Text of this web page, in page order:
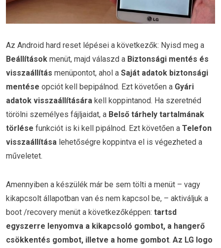
Az Android hard reset lépései a következők: Nyisd meg a
Beállítások menüt, majd válaszd a Biztonsági mentés és
visszaállítás menüpontot, ahol a Saját adatok biztonsági
mentése opciót kell bepipálnod. Ezt követően a Gyári
adatok visszaállítására kell koppintanod. Ha szeretnéd
törölni személyes fájljaidat, a Belső tárhely tartalmának
törlése funkciót is ki kell pipálnod. Ezt követően a Telefon
visszaállítása lehetőségre koppintva el is végezheted a
műveletet.
Amennyiben a készülék már be sem tölti a menüt – vagy
kikapcsolt állapotban van és nem kapcsol be, – aktiváljuk a
boot /recovery menüt a következőképpen: tartsd
egyszerre lenyomva a kikapcsoló gombot, a hangerő
csökkentés gombot, illetve a home gombot. Az LG logo